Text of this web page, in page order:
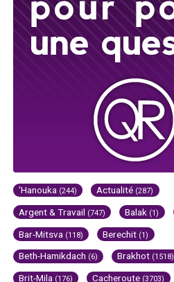
'Hanouka (244) Actualité (287)
Argent & Travail (747) Balak (1)
Bar-Mitsva (118) Berechit (1)
Beth-Hamikdach (6) Brakhot (1518)
Brit-Mila (176) Cacheroute (3703)